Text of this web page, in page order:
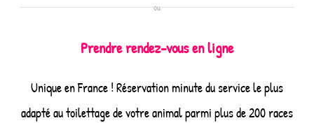
ou
Prendre rendez-vous en ligne
Unique en France ! Réservation minute du service le plus
adapté au toilettage de votre animal parmi plus de 200 races